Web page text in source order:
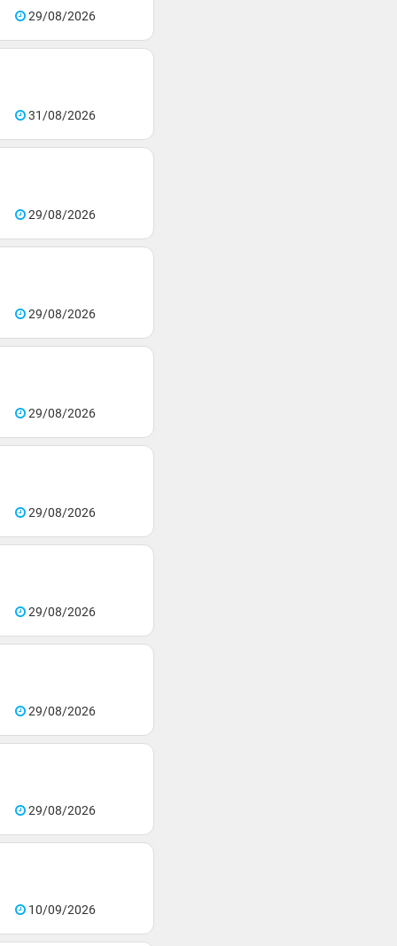
29/08/2026
31/08/2026
29/08/2026
29/08/2026
29/08/2026
29/08/2026
29/08/2026
29/08/2026
29/08/2026
10/09/2026